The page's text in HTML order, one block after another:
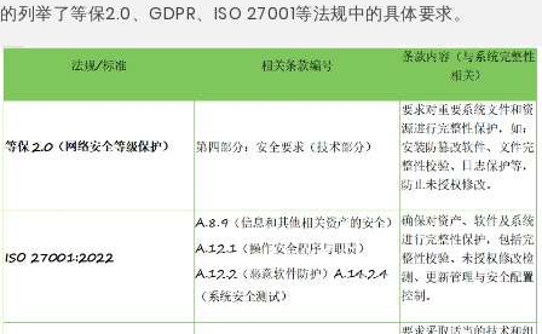
的列举了等保2.0、GDPR、ISO 27001等法规中的具体要求。